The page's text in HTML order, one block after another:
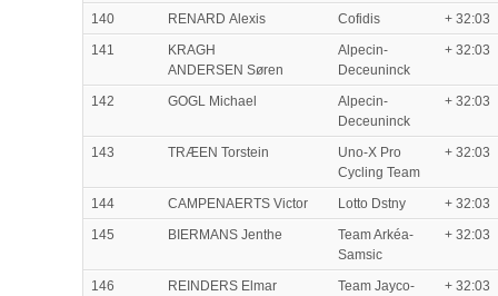
140
RENARD Alexis Cofidis
+ 32:03
141
KRAGH
ANDERSEN Søren
Alpecin-
Deceuninck
+ 32:03
142 GOGL Michael
Alpecin-
Deceuninck
+ 32:03
143 TRÆEN Torstein
Uno-X Pro
Cycling Team
+ 32:03
144 CAMPENAERTS Victor Lotto Dstny
+ 32:03
145
BIERMANS Jenthe
Team Arkéa-
Samsic
+ 32:03
146 REINDERS Elmar
Team Jayco-
+ 32:03